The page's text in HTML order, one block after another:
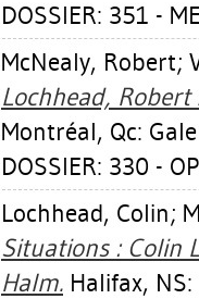
DOSSIER: 351 -
McNealy, Robert;
Lochhead, Robert
Montréal, Qc:
DOSSIER: 330 -
Lochhead, Colin;
Situations : Colin
Halm. Halifax,